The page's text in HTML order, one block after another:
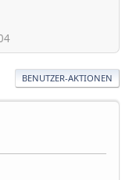
BENUTZER-AKTIONEN